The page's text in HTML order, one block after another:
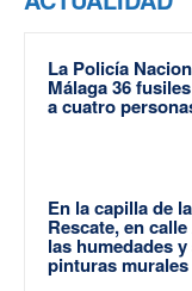
La Policía
Málaga 36
a cuatro
En la capilla de
Rescate, en
las humedades
pinturas murales